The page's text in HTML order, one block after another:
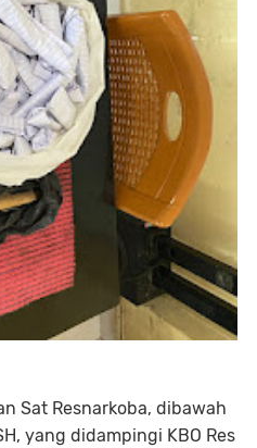
Sat Resnarkoba, dibawah
yang didampingi KBO Res